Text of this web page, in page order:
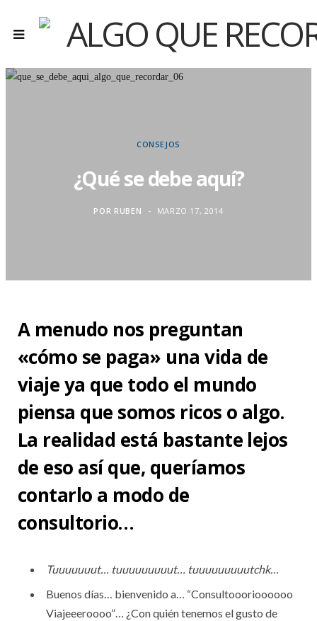
CONSEJOS
¿Qué se debe aquí?
POR RUBEN MARZO 17, 2014
A menudo nos preguntan
«cómo se paga» una vida de
viaje ya que todo el mundo
piensa que somos ricos o algo.
La realidad está bastante lejos
de eso así que, queríamos
contarlo a modo de
consultorio…
Tuuuuuuut… tuuuuuuuuut… tuuuuuuuuutchk…
Buenos días… bienvenido a… “Consultooorioooooo
Viajeeeroooo”… ¿Con quién tenemos el gusto de